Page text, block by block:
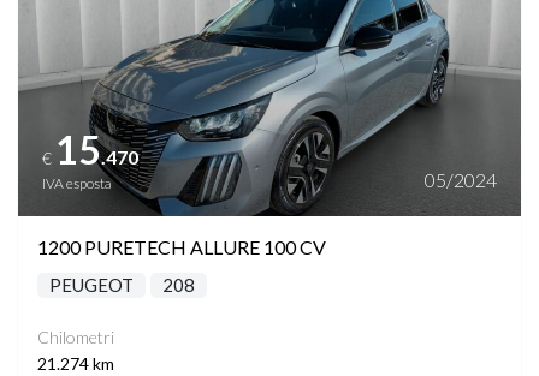
€ 15.470
IVA esposta 05/2024
1200 PURETECH ALLURE 100 CV
PEUGEOT 208
Chilometri
21.274 km